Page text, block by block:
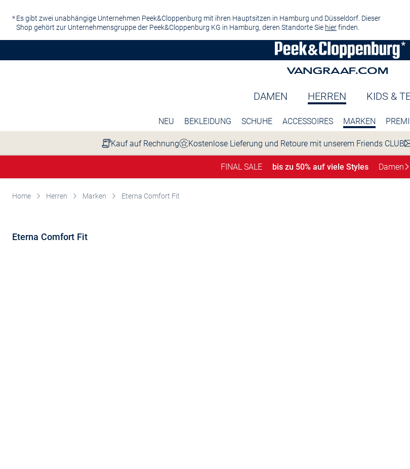
Es gibt zwei unabhängige Unternehmen Peek&Cloppenburg mit ihren Hauptsitzen in Hamburg und Düsseldorf. Dieser
Shop gehört zur Unternehmensgruppe der Peek&Cloppenburg KG in Hamburg, deren Standorte Sie hierfinden.
DAMEN HERREN KIDS &
NEU BEKLEIDUNG SCHUHE ACCESSOIRES MARKEN
Kauf auf Rechnung Kostenlose Lieferung und Retoure mit unserem Friends CLUB
FINAL SALE bis zu 50% auf viele Styles Damen
Home Herren Marken Eterna Comfort Fit
Eterna Comfort Fit